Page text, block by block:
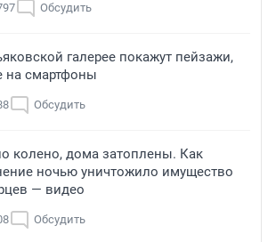
Обсудить
галерее покажут пейзажи,
на смартфоны
Обсудить
колено, дома затоплены. Как
ночью уничтожило имущество
— видео
Обсудить